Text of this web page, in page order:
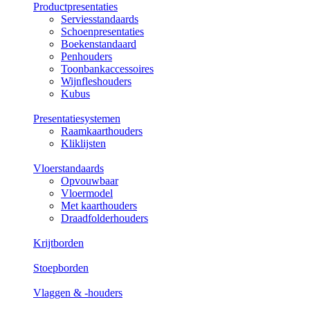
Productpresentaties
Serviesstandaards
Schoenpresentaties
Boekenstandaard
Penhouders
Toonbankaccessoires
Wijnfleshouders
Kubus
Presentatiesystemen
Raamkaarthouders
Kliklijsten
Vloerstandaards
Opvouwbaar
Vloermodel
Met kaarthouders
Draadfolderhouders
Krijtborden
Stoepborden
Vlaggen & -houders